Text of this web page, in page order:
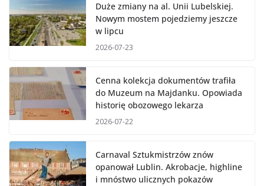
Duże zmiany na al. Unii Lubelskiej.
Nowym mostem pojedziemy jeszcze
w lipcu
2026-07-23
Cenna kolekcja dokumentów trafiła
do Muzeum na Majdanku. Opowiada
historię obozowego lekarza
2026-07-22
Carnaval Sztukmistrzów znów
opanował Lublin. Akrobacje, highline
i mnóstwo ulicznych pokazów